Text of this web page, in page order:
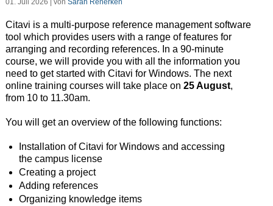
01. Juli 2026 | von Sarah Renerken
Citavi is a multi-purpose reference management software
tool which provides users with a range of features for
arranging and recording references. In a 90-minute
course, we will provide you with all the information you
need to get started with Citavi for Windows. The next
online training courses will take place on 25 August,
from 10 to 11.30am.
You will get an overview of the following functions:
Installation of Citavi for Windows and accessing
the campus license
Creating a project
Adding references
Organizing knowledge items